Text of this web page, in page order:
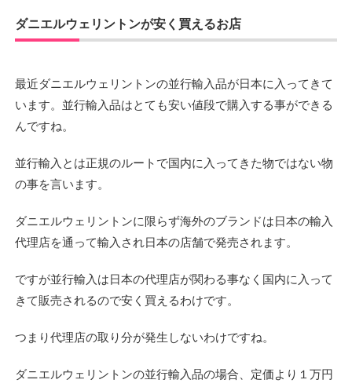
ダニエルウェリントンが安く買えるお店
最近ダニエルウェリントンの並行輸入品が日本に入ってきて
います。並行輸入品はとても安い値段で購入する事ができる
んですね。
並行輸入とは正規のルートで国内に入ってきた物ではない物
の事を言います。
ダニエルウェリントンに限らず海外のブランドは日本の輸入
代理店を通って輸入され日本の店舗で発売されます。
ですが並行輸入は日本の代理店が関わる事なく国内に入って
きて販売されるので安く買えるわけです。
つまり代理店の取り分が発生しないわけですね。
ダニエルウェリントンの並行輸入品の場合、定価より１万円